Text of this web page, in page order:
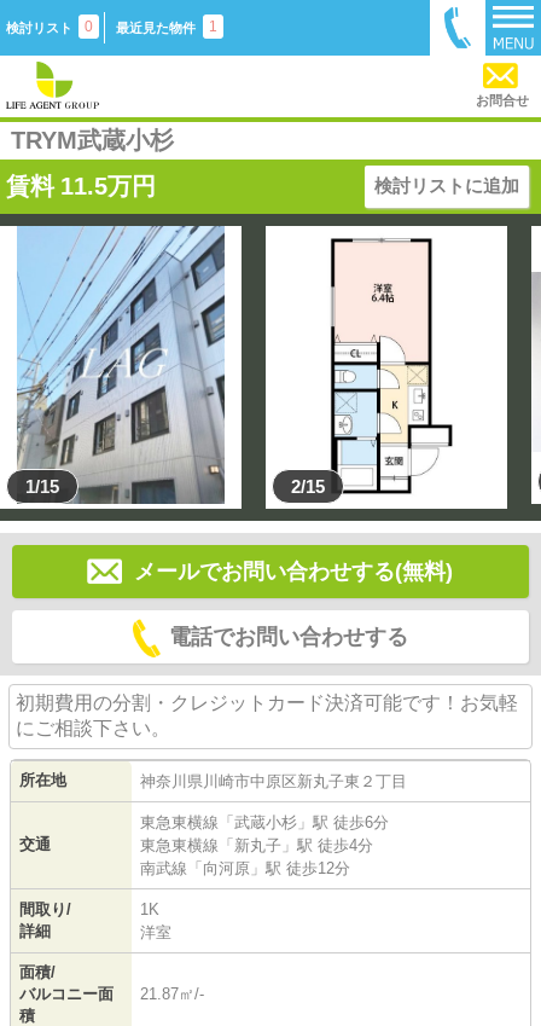
検討リスト 0 最近見た物件 1
お問合せ
TRYM武蔵小杉
賃料 11.5万円 検討リストに追加
1/15 2/15
メールでお問い合わせする(無料)
電話でお問い合わせする
初期費用の分割・クレジットカード決済可能です！お気軽
にご相談下さい。
所在地 神奈川県 川崎市中原区新丸子東 ２丁目
交通
東急東横線 「 武蔵小杉 」駅 徒歩6分
東急東横線 「 新丸子 」駅 徒歩4分
南武線 「 向河原 」駅 徒歩12分
間取り/
詳細
1K
洋室
面積/
バルコニー面
積
21.87㎡/-